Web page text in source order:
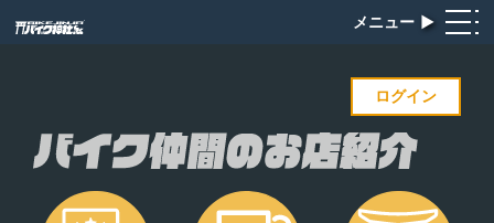
メニュー ▶︎
ログイン